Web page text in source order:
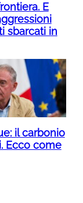
E
sbarcati in
il carbonio
Ecco come